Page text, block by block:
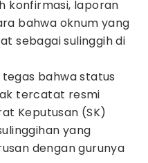
konfirmasi, laporan
bahwa oknum yang
sebagai sulinggih di
bahwa status
tercatat resmi
Keputusan (SK)
yang
dengan gurunya